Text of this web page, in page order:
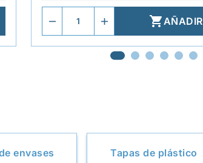
AÑADIR
envases Tapas de plástico